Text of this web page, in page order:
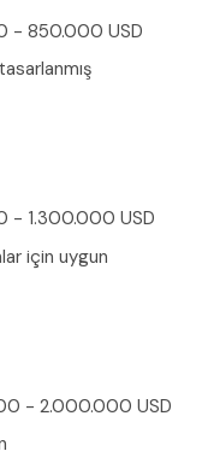
- 850.000 USD
- 1.300.000 USD
için uygun
- 2.000.000 USD